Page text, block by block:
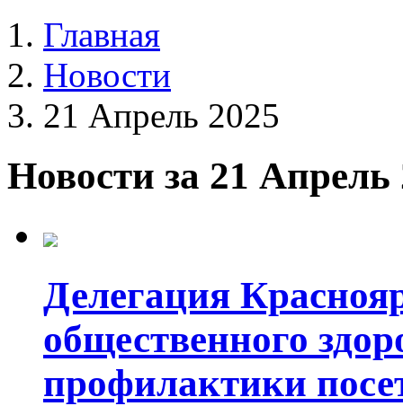
Главная
Новости
21 Апрель 2025
Новости за 21 Апрель
Делегация
общественного
профилактики